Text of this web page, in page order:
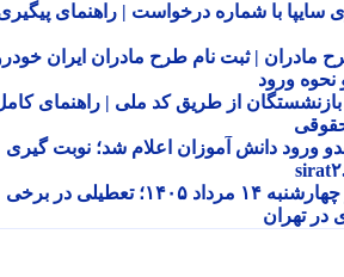
با شماره درخواست | راهنمای پیگیری
| ثبت نام طرح مادران ایران خودرو،
ورود
از طریق کد ملی | راهنمای کامل
دانش آموزان اعلام شد؛ نوبت گیری
فعالیت بانک ها امروز چهارشنبه ۱۴ مرداد ۱۴۰۵؛ تعطیلی در برخی
تهران